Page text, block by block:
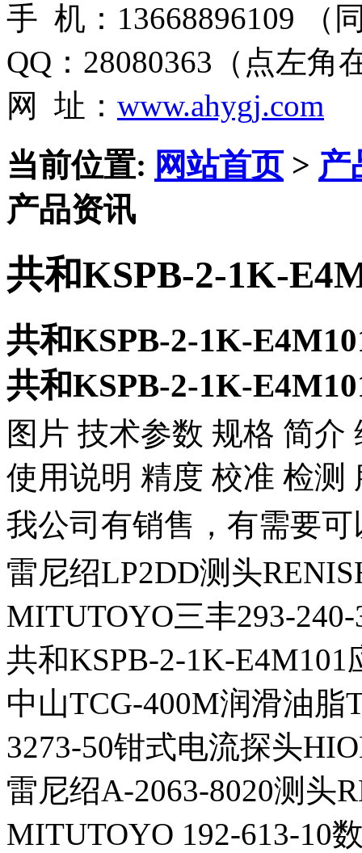
手 机：13668896109 （
QQ：28080363（点左角
网 址： www.ahygj.com
当前位置: 网站首页> 产
产品资讯
共和KSPB-2-1K-
共和KSPB-2-1K-
共和KSPB-2-1K-
图片 技术参数 规格 简
使用说明 精度 校准 检测
我公司有销售，有需要
雷尼绍LP2DD测头
MITUTOYO三丰293-
共和KSPB-2-1K-
中山TCG-400M润滑油脂
3273-50钳式电流探头
雷尼绍A-2063-8020测头
MITUTOYO 192-613-10